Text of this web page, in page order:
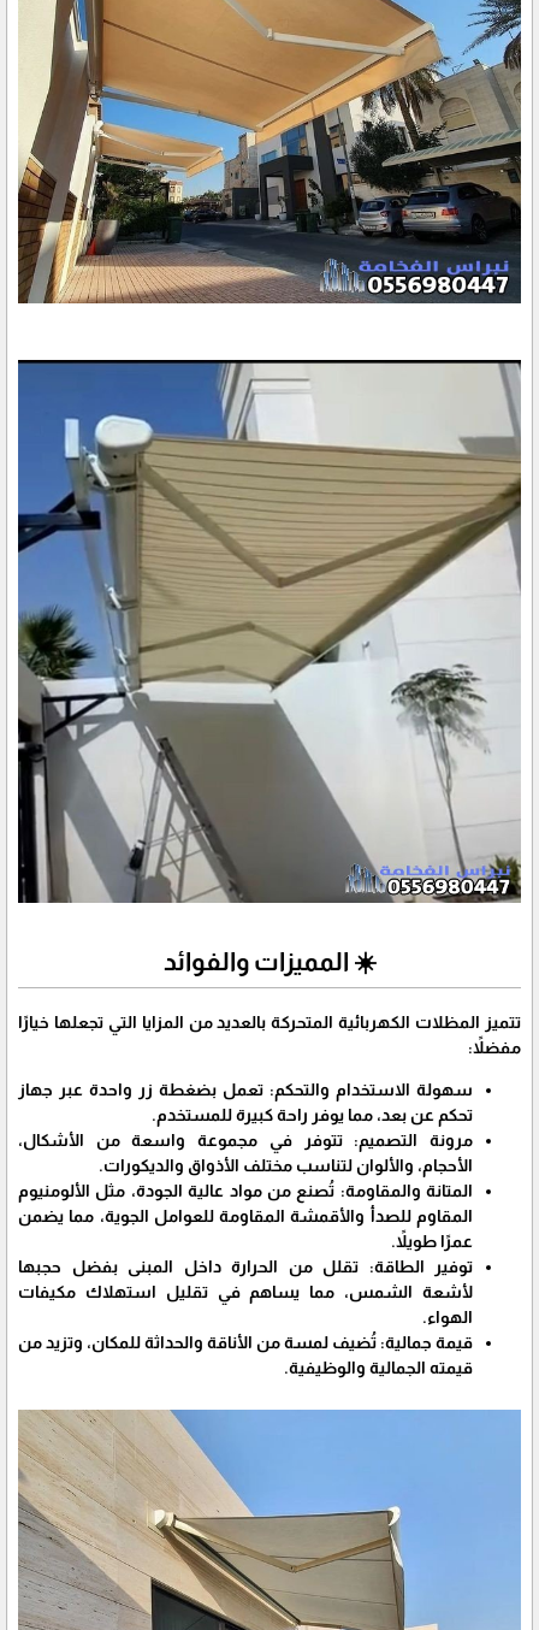
​☀️ المميزات والفوائد
​تتميز المظلات الكهربائية المتحركة بالعديد من المزايا التي تجعلها خيارًا
مفضلاً:
سهولة الاستخدام والتحكم: تعمل بضغطة زر واحدة عبر جهاز
تحكم عن بعد، مما يوفر راحة كبيرة للمستخدم.
مرونة التصميم: تتوفر في مجموعة واسعة من الأشكال،
الأحجام، والألوان لتناسب مختلف الأذواق والديكورات.
المتانة والمقاومة: تُصنع من مواد عالية الجودة، مثل الألومنيوم
المقاوم للصدأ والأقمشة المقاومة للعوامل الجوية، مما يضمن
عمرًا طويلاً.
توفير الطاقة: تقلل من الحرارة داخل المبنى بفضل حجبها
لأشعة الشمس، مما يساهم في تقليل استهلاك مكيفات
الهواء.
قيمة جمالية: تُضيف لمسة من الأناقة والحداثة للمكان، وتزيد من
قيمته الجمالية والوظيفية.